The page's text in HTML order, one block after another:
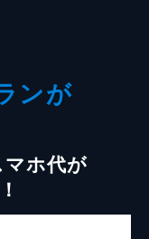
ンが
ホ代が